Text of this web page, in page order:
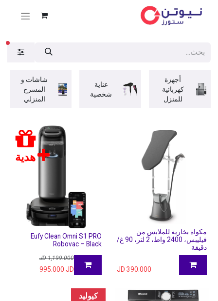
أجهزة
كهربائية
للمنزل
عناية
شخصية
شاشات و
المسرح
المنزلي
مكواة بخارية للملابس من
فيليبس، 2400 واط، 2 لتر، 90 غ/
دقيقة
390.000
هدية
Eufy Clean Omni S1 PRO
Robovac – Black
1,199.000
JD
995.000 JD
كيوليد